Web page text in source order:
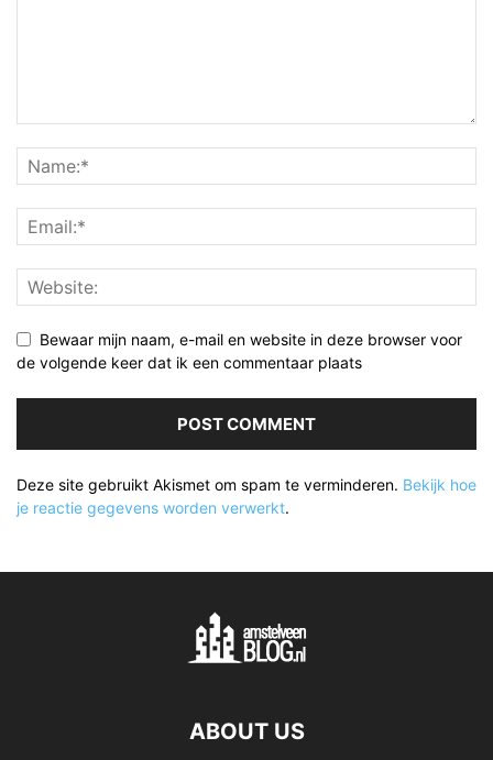
Bewaar mijn naam, e-mail en website in deze browser voor
de volgende keer dat ik een commentaar plaats
Deze site gebruikt Akismet om spam te verminderen. Bekijk hoe
je reactie gegevens worden verwerkt.
ABOUT US